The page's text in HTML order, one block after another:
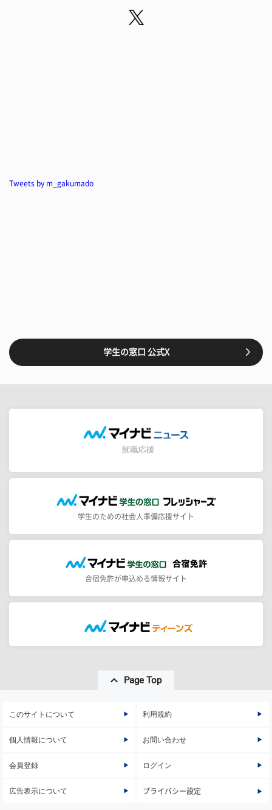
Tweets by m_gakumado
学生の窓口 公式X
学生のための社会人準備応援サイト
合宿免許が申込める情報サイト
Page Top
このサイトについて 利用規約
個人情報について お問い合わせ
会員登録 ログイン
広告表示について プライバシー設定